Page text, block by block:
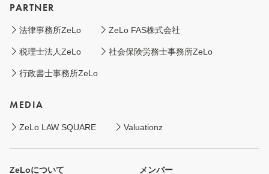
PARTNER
法律事務所ZeLo ZeLo FAS株式会社
税理士法人ZeLo 社会保険労務士事務所ZeLo
行政書士事務所ZeLo
MEDIA
ZeLo LAW SQUARE Valuationz
ZeLoについて メンバー